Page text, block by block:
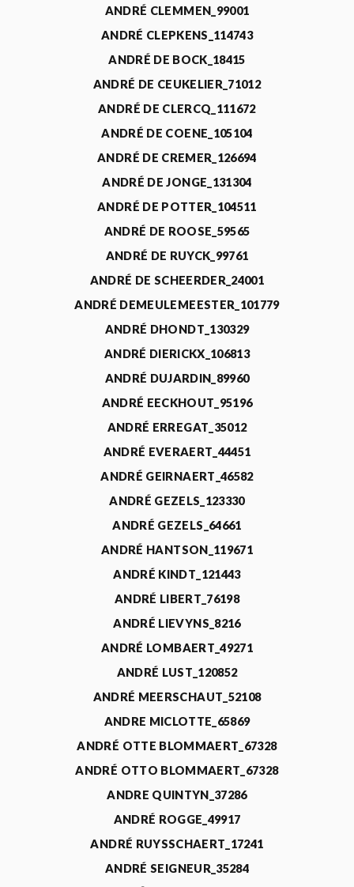
ANDRÉ CLEMMEN_99001
ANDRÉ CLEPKENS_114743
ANDRÉ DE BOCK_18415
ANDRÉ DE CEUKELIER_71012
ANDRÉ DE CLERCQ_111672
ANDRÉ DE COENE_105104
ANDRÉ DE CREMER_126694
ANDRÉ DE JONGE_131304
ANDRÉ DE POTTER_104511
ANDRÉ DE ROOSE_59565
ANDRÉ DE RUYCK_99761
ANDRÉ DE SCHEERDER_24001
ANDRÉ DEMEULEMEESTER_101779
ANDRÉ DHONDT_130329
ANDRÉ DIERICKX_106813
ANDRÉ DUJARDIN_89960
ANDRÉ EECKHOUT_95196
ANDRÉ ERREGAT_35012
ANDRÉ EVERAERT_44451
ANDRÉ GEIRNAERT_46582
ANDRÉ GEZELS_123330
ANDRÉ GEZELS_64661
ANDRÉ HANTSON_119671
ANDRÉ KINDT_121443
ANDRÉ LIBERT_76198
ANDRÉ LIEVYNS_8216
ANDRÉ LOMBAERT_49271
ANDRÉ LUST_120852
ANDRÉ MEERSCHAUT_52108
ANDRE MICLOTTE_65869
ANDRÉ OTTE BLOMMAERT_67328
ANDRÉ OTTO BLOMMAERT_67328
ANDRE QUINTYN_37286
ANDRÉ ROGGE_49917
ANDRÉ RUYSSCHAERT_17241
ANDRÉ SEIGNEUR_35284